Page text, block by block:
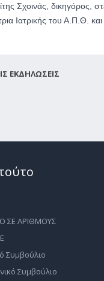
Σχοινάς, δικηγόρος,
Ιατρικής του Α.Π.Θ.
ΕΚΔΗΛΩΣΕΙΣ
ΣΕ ΑΡΙΘΜΟΥΣ
Συμβούλιο
Συμβούλιο